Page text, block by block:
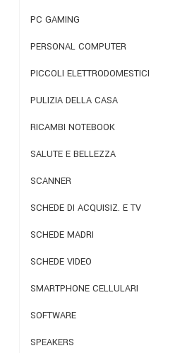
PC GAMING
PERSONAL COMPUTER
PICCOLI ELETTRODOMESTICI
PULIZIA DELLA CASA
RICAMBI NOTEBOOK
SALUTE E BELLEZZA
SCANNER
SCHEDE DI ACQUISIZ. E TV
SCHEDE MADRI
SCHEDE VIDEO
SMARTPHONE CELLULARI
SOFTWARE
SPEAKERS